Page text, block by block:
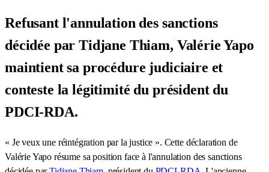
Refusant l'annulation des sanctions
décidée par Tidjane Thiam, Valérie Yapo
maintient sa procédure judiciaire et
conteste la légitimité du président du
PDCI-RDA.
« Je veux une réintégration par la justice ». Cette déclaration de
Valérie Yapo résume sa position face à l'annulation des sanctions